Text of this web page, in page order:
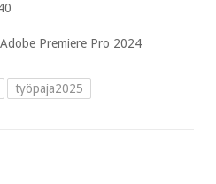
Adobe Premiere Pro 2024
työpaja2025